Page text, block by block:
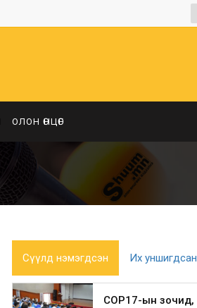
ОЛОН ӨНЦӨГ
Сүүлд нэмэгдсэн Их уншигдсан
COP17-ын зочид,